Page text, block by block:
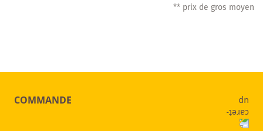
** prix de gros moyen
COMMANDE